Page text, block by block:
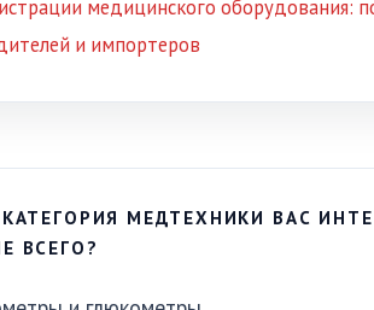
медицинского оборудования:
и импортеров
МЕДТЕХНИКИ ВАС
ВСЕГО?